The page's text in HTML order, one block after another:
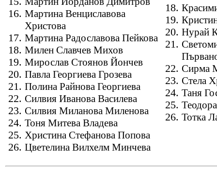
Мартина Венциславова
Христова
Мартина Радославова Пейкова
Милен Славчев Михов
Мирослав Стоянов Йончев
Павла Георгиева Грозева
Полина Райнова Георгиева
Силвия Иванова Василева
Силвия Миланова Миленова
Тоня Митева Владева
Христина Стефанова Попова
Цветелина Вилхелм Минчева
Нурай
Сирма
Стела
Таня
Тотка